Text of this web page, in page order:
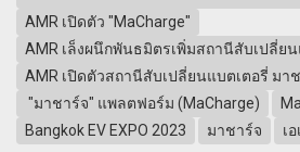
AMR เปิดตัว "MaCharge"
AMR เล็งผนึกพันธมิตรเพิ่มสถานีสับเปลี่ยน
AMR เปิดตัวสถานีสับเปลี่ยนแบตเตอรี่ มา
"มาชาร์จ" แพลตฟอร์ม (MaCharge)
Bangkok EV EXPO 2023
มาชาร์จ เ